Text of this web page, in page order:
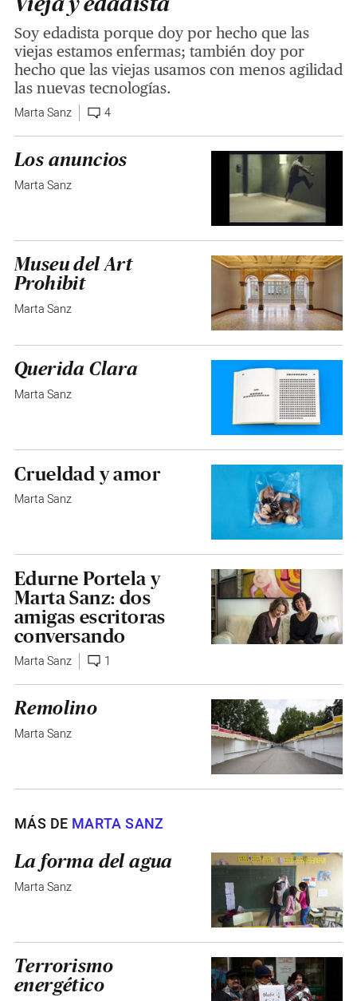
Vieja y edadista
Soy edadista porque doy por hecho que las
viejas estamos enfermas; también doy por
hecho que las viejas usamos con menos agilidad
las nuevas tecnologías.
Marta Sanz 4
Los anuncios
Marta Sanz
Museu del Art
Prohibit
Marta Sanz
Querida Clara
Marta Sanz
Crueldad y amor
Marta Sanz
Edurne Portela y
Marta Sanz: dos
amigas escritoras
conversando
Marta Sanz 1
Remolino
Marta Sanz
MÁS DE MARTA SANZ
La forma del agua
Marta Sanz
Terrorismo
energético